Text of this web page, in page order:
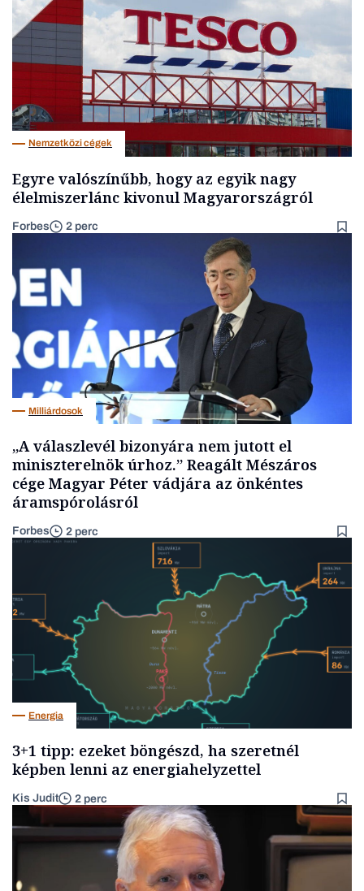
Nemzetközi cégek
Egyre valószínűbb, hogy az egyik nagy
élelmiszerlánc kivonul Magyarországról
Forbes 2 perc
Milliárdosok
„A válaszlevél bizonyára nem jutott el
miniszterelnök úrhoz.” Reagált Mészáros
cége Magyar Péter vádjára az önkéntes
áramspórolásról
Forbes 2 perc
Energia
3+1 tipp: ezeket böngészd, ha szeretnél
képben lenni az energiahelyzettel
Kis Judit 2 perc